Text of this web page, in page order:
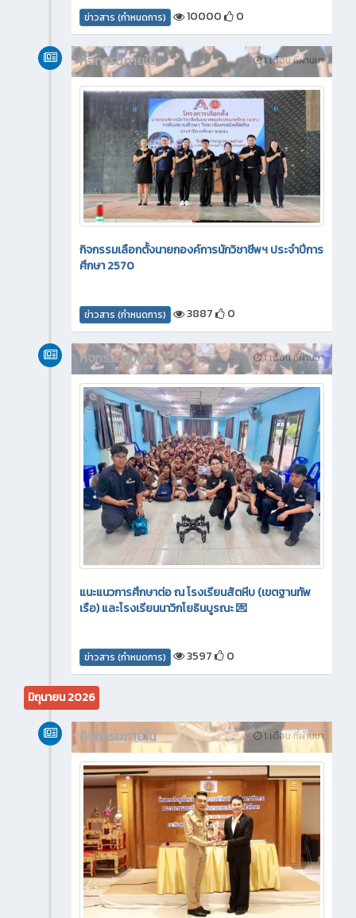
ข่าวสาร (กำหนดการ) 10000 0
1 เดือน ที่ผ่านมา
กิจกรรมภายใน
กิจกรรมเลือกตั้งนายกองค์การนักวิชาชีพฯ ประจำปีการ
ศึกษา 2570
ข่าวสาร (กำหนดการ) 3887 0
1 เดือน ที่ผ่านมา
กิจกรรมภายใน
แนะแนวการศึกษาต่อ ณ โรงเรียนสัตหีบ (เขตฐานทัพ
เรือ) และโรงเรียนนาวิกโยธินบูรณะ 💌
ข่าวสาร (กำหนดการ) 3597 0
มิถุนายน 2026
1 เดือน ที่ผ่านมา
กิจกรรมภายใน